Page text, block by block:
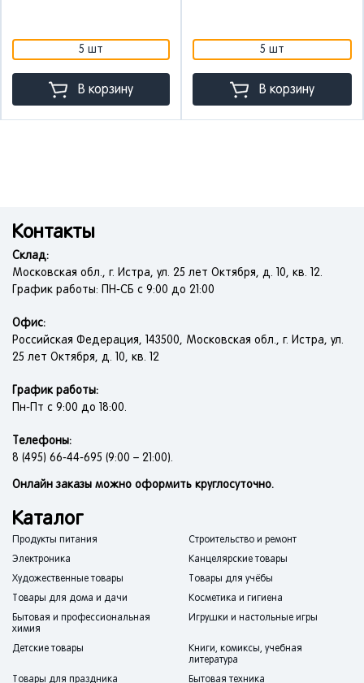
5 шт
В корзину
5 шт
В корзину
Контакты
Склад:
Московская обл., г. Истра, ул. 25 лет Октября, д. 10, кв. 12.
График работы: ПН-СБ с 9:00 до 21:00
Офис:
Российская Федерация, 143500, Московская обл., г. Истра, ул.
25 лет Октября, д. 10, кв. 12
График работы:
Пн-Пт с 9:00 до 18:00.
Телефоны:
8 (495) 66-44-695 (9:00 – 21:00).
Онлайн заказы можно оформить круглосуточно.
Каталог
Продукты питания
Строительство и ремонт
Электроника
Канцелярские товары
Художественные товары
Товары для учёбы
Товары для дома и дачи
Косметика и гигиена
Бытовая и профессиональная
химия
Игрушки и настольные игры
Детские товары
Книги, комиксы, учебная
литература
Товары для праздника
Бытовая техника